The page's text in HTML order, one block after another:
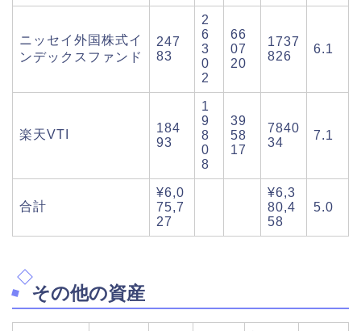
ニッセイ外国株式イ
ンデックスファンド
247
83
2
6
3
0
2
66
07
20
1737
826
6.1
楽天VTI
184
93
1
9
8
0
8
39
58
17
7840
34
7.1
合計
¥6,0
75,7
27
¥6,3
80,4
58
5.0
その他の資産